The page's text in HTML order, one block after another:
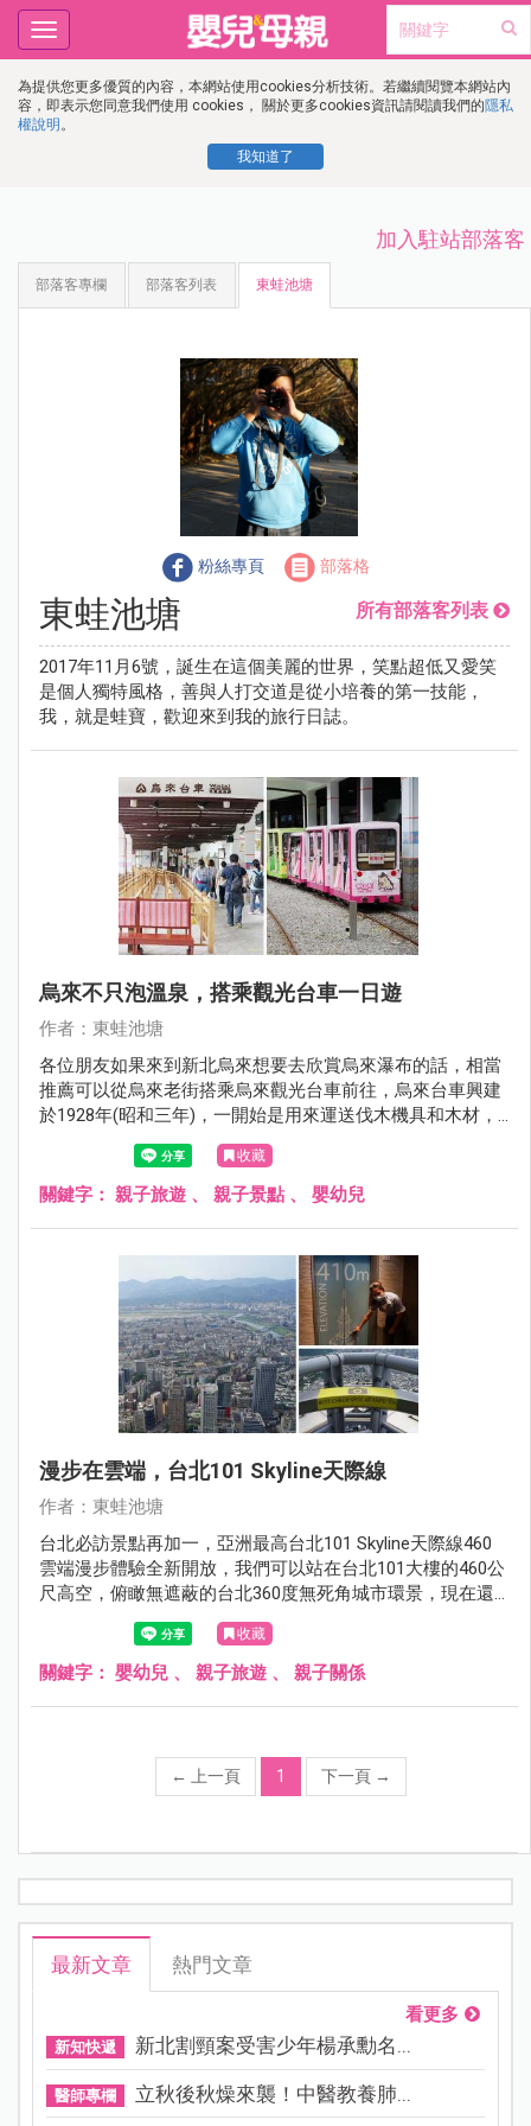
為提供您更多優質的內容，本網站使用cookies分析技術。若繼續閱覽本網站內
容，即表示您同意我們使用 cookies， 關於更多cookies資訊請閱讀我們的隱私
權說明 。
我知道了
Toggle
navigation
加入駐站部落客
部落客專欄 部落客列表 東蛙池塘
粉絲專頁 部落格
東蛙池塘 所有部落客列表
2017年11月6號，誕生在這個美麗的世界，笑點超低又愛笑
是個人獨特風格，善與人打交道是從小培養的第一技能，
我，就是蛙寶，歡迎來到我的旅行日誌。
烏來不只泡溫泉，搭乘觀光台車一日遊
作者：東蛙池塘
各位朋友如果來到新北烏來想要去欣賞烏來瀑布的話，相當
推薦可以從烏來老街搭乘烏來觀光台車前往，烏來台車興建
於1928年(昭和三年)，一開始是用來運送伐木機具和木材，
1951年出現手推式載客台車，1964年擴建為雙軌，1974年將
台車動力機械化，「烏來觀光台車」正式誕生，我們可以從
烏來老街搭配烏來觀光台車前往烏來瀑布，單程票價是50
收藏
關鍵字： 親子旅遊 、 親子景點 、 嬰幼兒
漫步在雲端，台北101 Skyline天際線
作者：東蛙池塘
台北必訪景點再加一，亞洲最高台北101 Skyline天際線460
雲端漫步體驗全新開放，我們可以站在台北101大樓的460公
尺高空，俯瞰無遮蔽的台北360度無死角城市環景，現在還
有推出台灣籍平日半價限定優惠雙人套票，包含快速通關門
票、專屬紀念照、101紀念品以及雲朵咖啡，光是專屬紀念
照就值回票價，這樣的經驗真的是太特別了，有興趣的朋友
收藏
關鍵字： 嬰幼兒 、 親子旅遊 、 親子關係
← 上一頁 1 下一頁 →
最新文章 熱門文章
看更多
新知快遞 新北割頸案受害少年楊承勳名...
醫師專欄 立秋後秋燥來襲！中醫教養肺...